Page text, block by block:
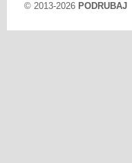
© 2013-2026 PODRUBAJ